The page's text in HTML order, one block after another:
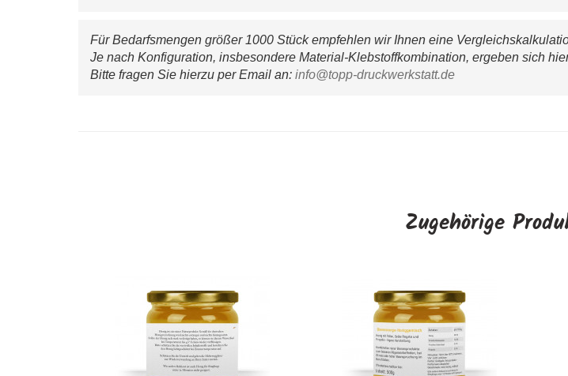
Für Bedarfsmengen größer 1000 Stück empfehlen wir Ihnen eine
Je nach Konfiguration, insbesondere Material-Klebstoffkombination, ergeben sich
Bitte fragen Sie hierzu per Email an: info@topp-druckwerkstatt.de
Zugehörige